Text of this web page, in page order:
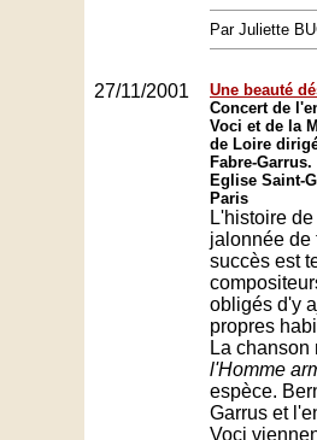
Par Juliette
27/11/2001
Une beauté
Concert de
Voci et de la
de Loire
Fabre-Garrus.
Eglise Saint-
Paris
L'histoire
jalonnée de
succès est
obligés d'y
propres
La
l'Homme
espèce.
Garrus et
Voci